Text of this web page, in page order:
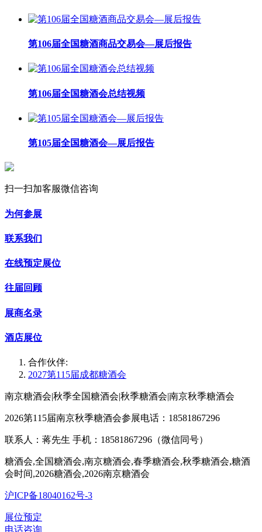
第106届全国糖酒商品交易会—展后报告
第106届全国糖酒会总结视频
第105届全国糖酒会—展后报告
扫一扫加客服微信咨询
为何参展
联系我们
在线预定展位
往届回顾
展商名录
酒店展位
合作伙伴:
2027第115届成都糖酒会
南京糖酒会|秋季全国糖酒会|秋季糖酒会|南京秋季糖酒会
2026第115届南京秋季糖酒会参展电话：18581867296
联系人：蒋先生 手机：18581867296（微信同号）
糖酒会,全国糖酒会,南京糖酒会,春季糖酒会,秋季糖酒会,糖酒
会时间,2026糖酒会,2026南京糖酒会
沪ICP备18040162号-3
展位预定
电话咨询